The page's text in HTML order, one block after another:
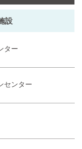
設
ター
センター